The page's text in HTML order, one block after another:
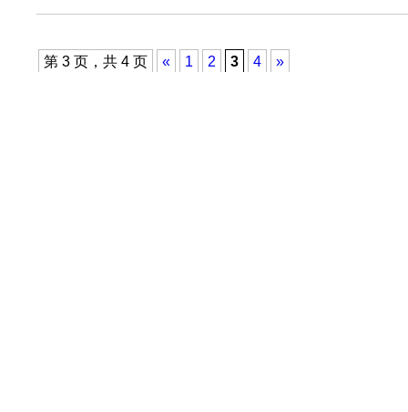
第 3 页，共 4 页 « 1 2 3 4 »